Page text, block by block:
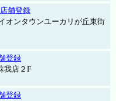
舗登録
ンタウンユーカリが丘東街
登録
我店２F
登録